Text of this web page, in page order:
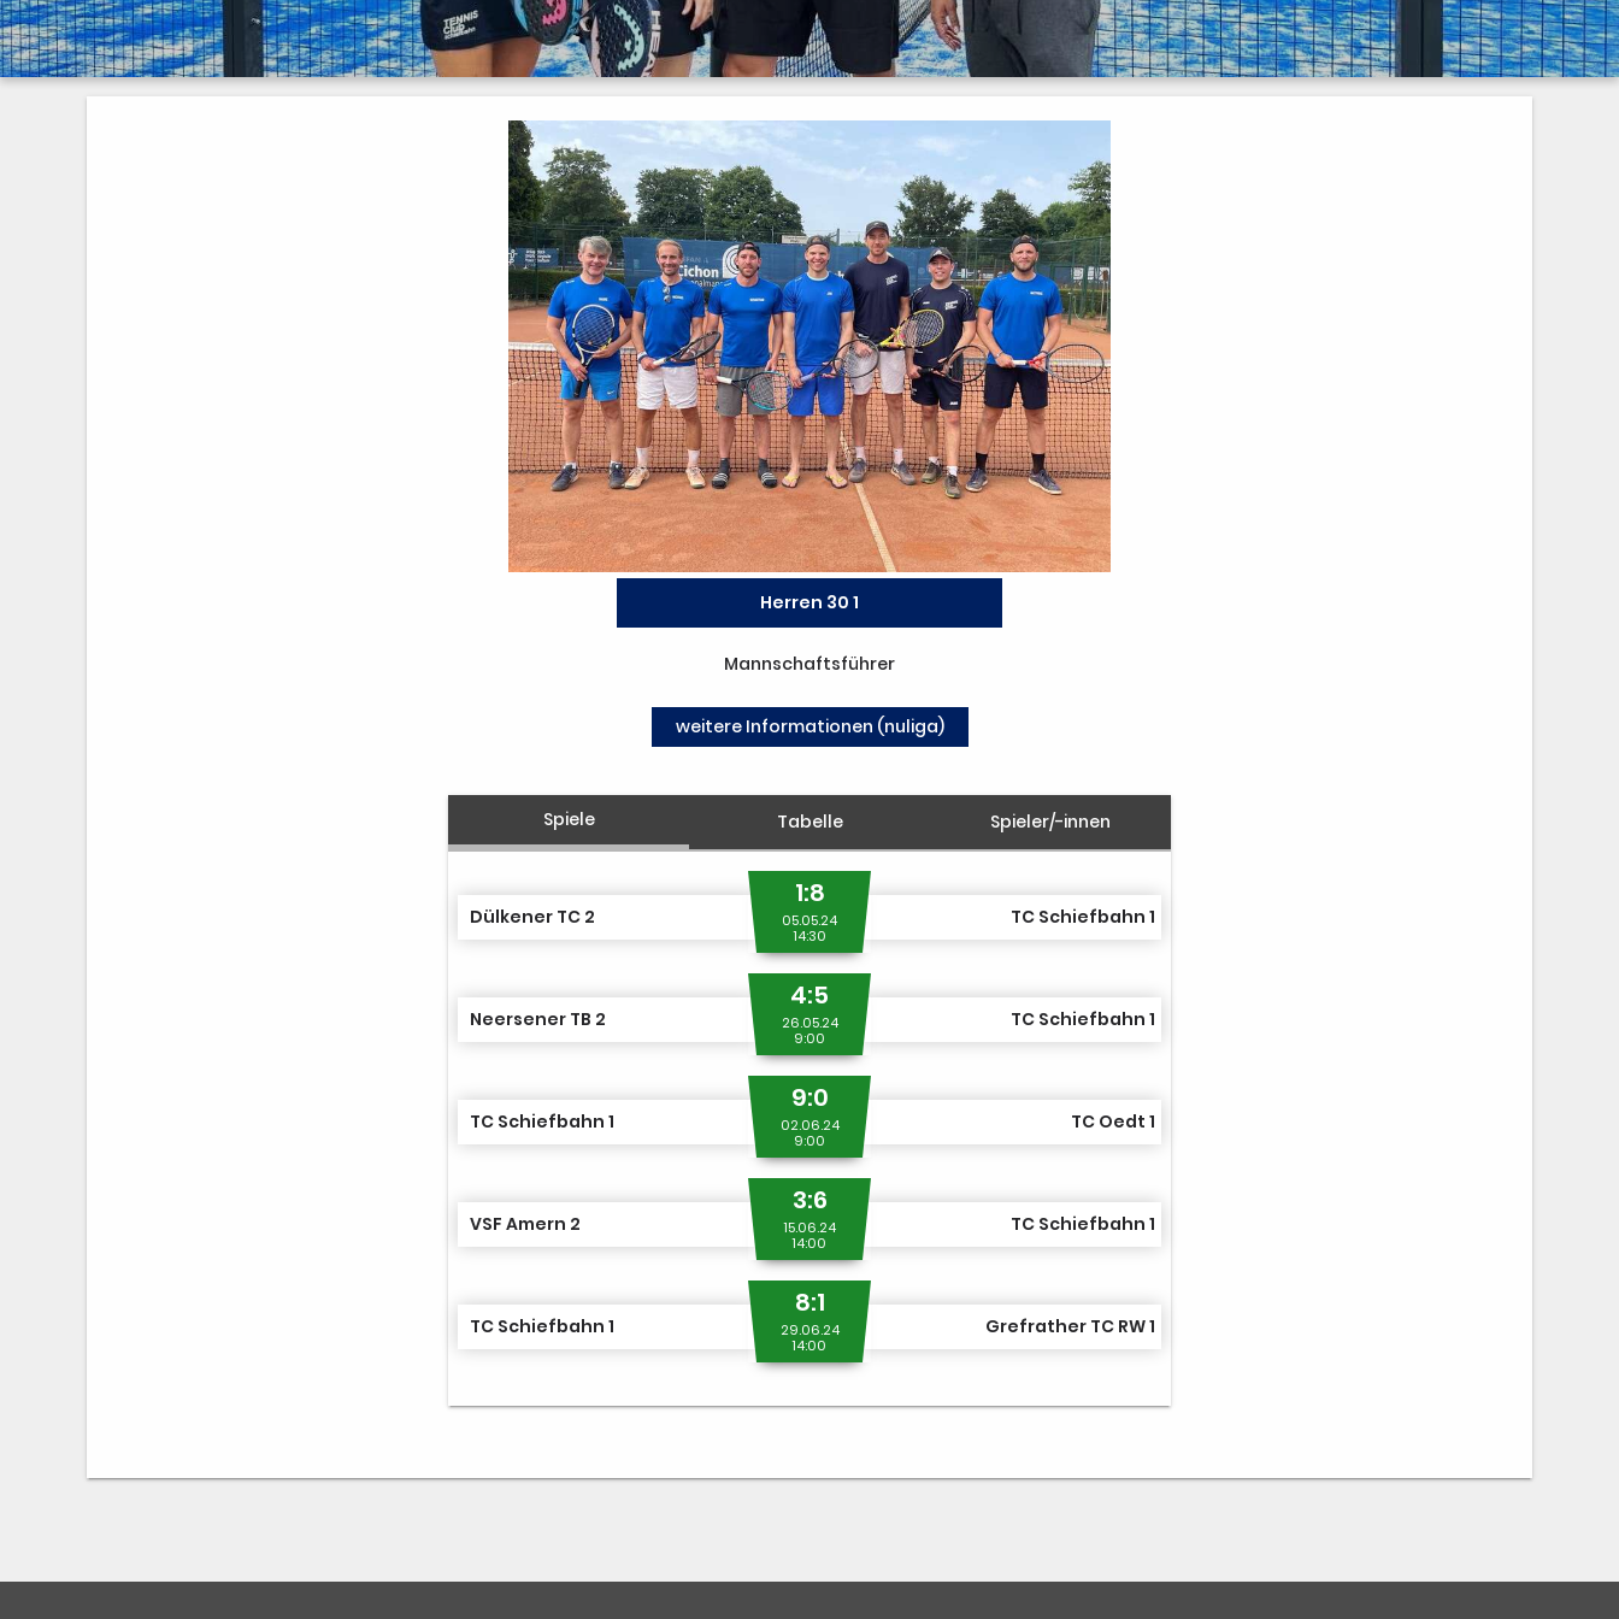
Herren 30 1
Mannschaftsführer
weitere Informationen (nuliga)
Spiele Tabelle Spieler/-innen
Dülkener TC 2
1:8
05.05.24
14:30
TC Schiefbahn 1
Neersener TB 2
4:5
26.05.24
9:00
TC Schiefbahn 1
TC Schiefbahn 1
9:0
02.06.24
9:00
TC Oedt 1
VSF Amern 2
3:6
15.06.24
14:00
TC Schiefbahn 1
TC Schiefbahn 1
8:1
29.06.24
14:00
Grefrather TC RW 1